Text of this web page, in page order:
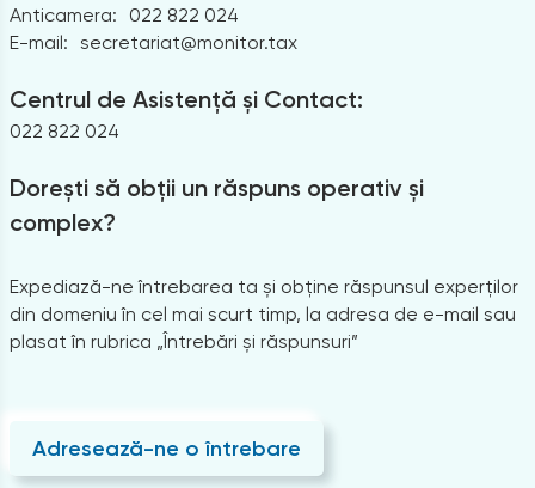
Anticamera:
022 822 024
E-mail: secretariat@monitor.tax
Centrul de Asistență și Contact:
022 822 024
Dorești să obții un răspuns operativ și
complex?
Expediază-ne întrebarea ta și obține răspunsul experților
din domeniu în cel mai scurt timp, la adresa de e-mail sau
plasat în rubrica „Întrebări și răspunsuri”
Adresează-ne o întrebare